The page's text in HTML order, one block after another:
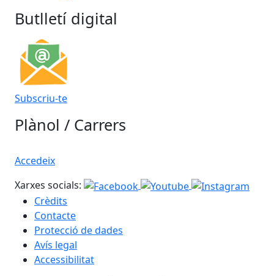
Butlletí digital
Subscriu-te
Plànol / Carrers
Accedeix
Xarxes socials:
Crèdits
Contacte
Protecció de dades
Avís legal
Accessibilitat